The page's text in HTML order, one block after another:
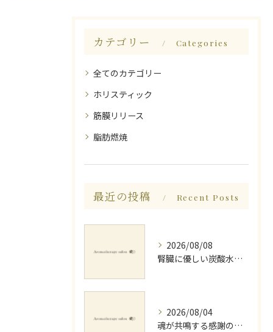
カテゴリー Categories
全てのカテゴリー
ホリスティック
筋膜リリース
脂肪燃焼
最近の投稿 Recent Posts
2026/08/08
腎臓に優しい炭酸水とミネラルでデトックス法
2026/08/04
魂が共鳴する感謝の心と天地創造